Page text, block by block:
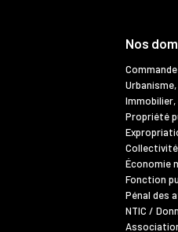
Nos
Propriété
Économie
Fonction
Pénal des
NTIC /